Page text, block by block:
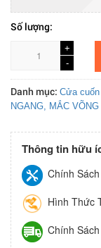
Số lượng:
+
-
+
-
Danh mục: Cửa
NGANG, MẮC VÕNG
Thông tin hữu
Chính
Hình Thức
Chính